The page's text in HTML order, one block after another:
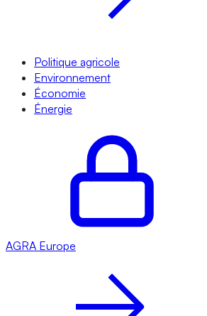
Politique agricole
Environnement
Économie
Énergie
AGRA Europe